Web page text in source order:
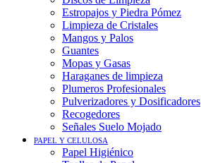
Estropajos y Piedra Pómez
Limpieza de Cristales
Mangos y Palos
Guantes
Mopas y Gasas
Haraganes de limpieza
Plumeros Profesionales
Pulverizadores y Dosificadores
Recogedores
Señales Suelo Mojado
PAPEL Y CELULOSA
Papel Higiénico